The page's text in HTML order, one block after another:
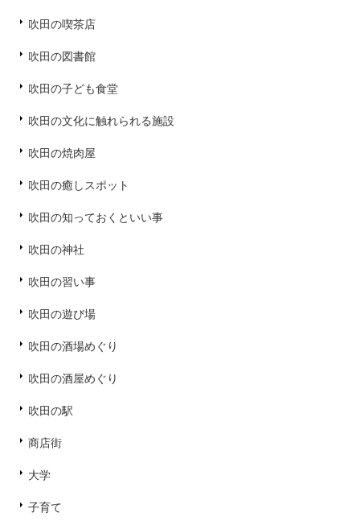
吹田の喫茶店
吹田の図書館
吹田の子ども食堂
吹田の文化に触れられる施設
吹田の焼肉屋
吹田の癒しスポット
吹田の知っておくといい事
吹田の神社
吹田の習い事
吹田の遊び場
吹田の酒場めぐり
吹田の酒屋めぐり
吹田の駅
商店街
大学
子育て